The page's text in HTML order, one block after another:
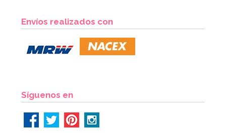
2,60€ 2,60€
Envíos realizados con
Síguenos en